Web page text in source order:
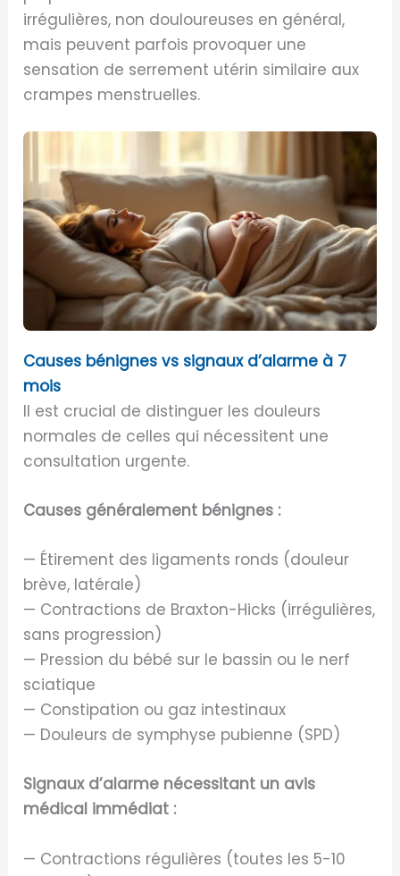
irrégulières, non douloureuses en général,
mais peuvent parfois provoquer une
sensation de serrement utérin similaire aux
crampes menstruelles.
Causes bénignes vs signaux d’alarme à 7
mois
Il est crucial de distinguer les douleurs
normales de celles qui nécessitent une
consultation urgente.
Causes généralement bénignes :
— Étirement des ligaments ronds (douleur
brève, latérale)
— Contractions de Braxton-Hicks (irrégulières,
sans progression)
— Pression du bébé sur le bassin ou le nerf
sciatique
— Constipation ou gaz intestinaux
— Douleurs de symphyse pubienne (SPD)
Signaux d’alarme nécessitant un avis
médical immédiat :
— Contractions régulières (toutes les 5-10